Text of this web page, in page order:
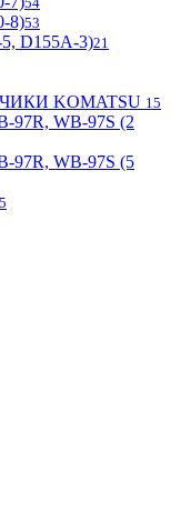
8)53
D155A-3)21
KOMATSU 15
97R, WB-97S (2
97R, WB-97S (5
5